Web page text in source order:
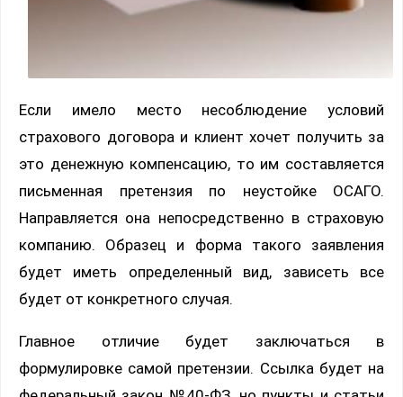
Если имело место несоблюдение условий
страхового договора и клиент хочет получить за
это денежную компенсацию, то им составляется
письменная претензия по неустойке ОСАГО.
Направляется она непосредственно в страховую
компанию. Образец и форма такого заявления
будет иметь определенный вид, зависеть все
будет от конкретного случая.
Главное отличие будет заключаться в
формулировке самой претензии. Ссылка будет на